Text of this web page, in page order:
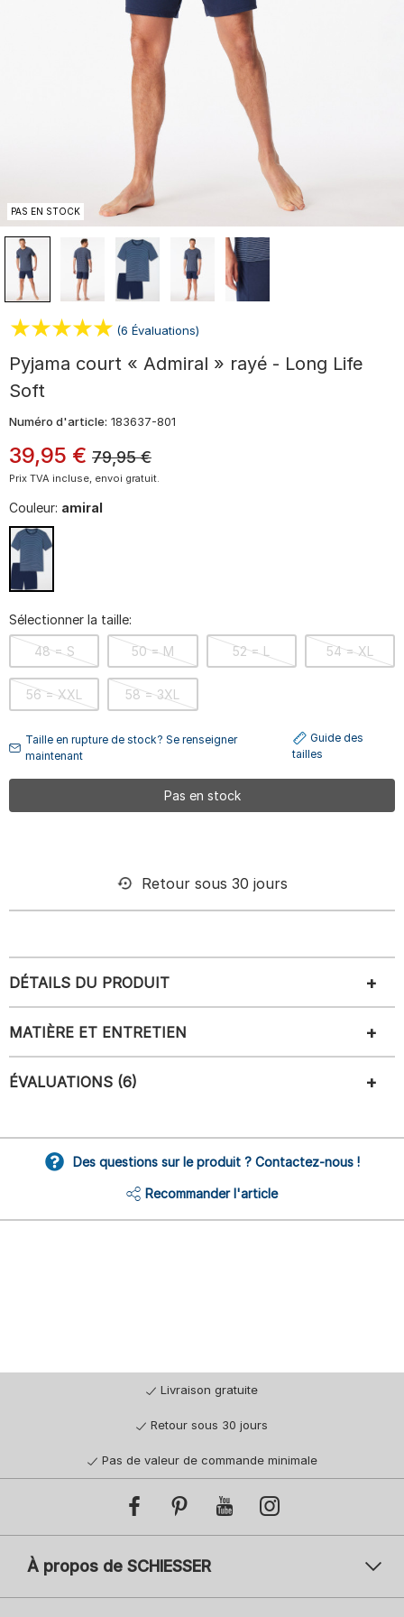
PAS EN STOCK
(6 Évaluations)
Pyjama court « Admiral » rayé - Long Life
Soft
Numéro d'article: 183637-801
39,95 € 79,95€
Prix TVA incluse, envoi gratuit.
Couleur: amiral
Sélectionner la taille:
48 = S 50 = M 52 = L 54 = XL
56 = XXL 58 = 3XL
Taille en rupture de stock? Se renseigner
maintenant
Guide des
tailles
Pas en stock
Retour sous 30 jours
DÉTAILS DU PRODUIT
MATIÈRE ET ENTRETIEN
ÉVALUATIONS (6)
Des questions sur le produit ? Contactez-nous !
Recommander l'article
Livraison gratuite
Retour sous 30 jours
Pas de valeur de commande minimale
À propos de SCHIESSER